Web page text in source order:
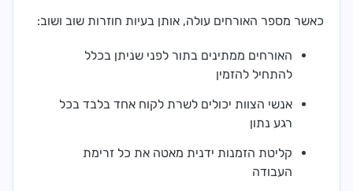
כאשר מספר האורחים עולה, אותן בעיות חוזרות שוב ושוב:
האורחים ממתינים בתור לפני שניתן בכלל
להתחיל להזמין
אנשי הצוות יכולים לשרת לקוח אחד בלבד בכל
רגע נתון
קליטת הזמנות ידנית מאטה את כל זרימת
העבודה